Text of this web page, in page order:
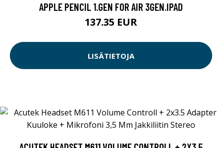
APPLE PENCIL 1.GEN FOR AIR 3GEN.IPAD
137.35 EUR
LISÄTIETOJA